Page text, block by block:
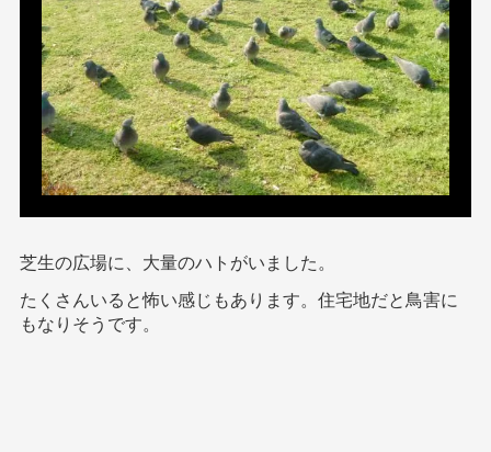
芝生の広場に、大量のハトがいました。
たくさんいると怖い感じもあります。住宅地だと鳥害に
もなりそうです。